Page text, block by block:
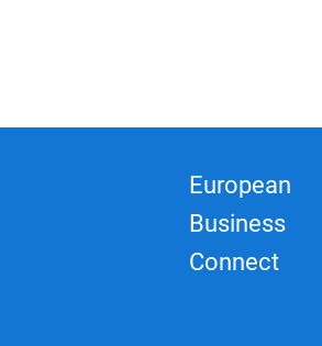
European
Business
Connect